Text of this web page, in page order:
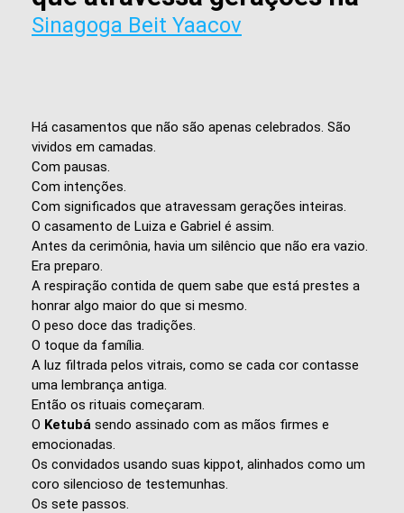
Sinagoga Beit Yaacov
Há casamentos que não são apenas celebrados. São
vividos em camadas.
Com pausas.
Com intenções.
Com significados que atravessam gerações inteiras.
O casamento de Luiza e Gabriel é assim.
Antes da cerimônia, havia um silêncio que não era vazio.
Era preparo.
A respiração contida de quem sabe que está prestes a
honrar algo maior do que si mesmo.
O peso doce das tradições.
O toque da família.
A luz filtrada pelos vitrais, como se cada cor contasse
uma lembrança antiga.
Então os rituais começaram.
O Ketubá sendo assinado com as mãos firmes e
emocionadas.
Os convidados usando suas kippot, alinhados como um
coro silencioso de testemunhas.
Os sete passos.